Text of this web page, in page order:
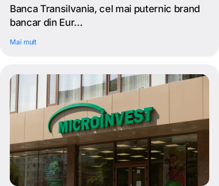
Banca Transilvania, cel mai puternic brand
bancar din Eur…
Mai mult